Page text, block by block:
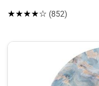
★★★★☆ (852)